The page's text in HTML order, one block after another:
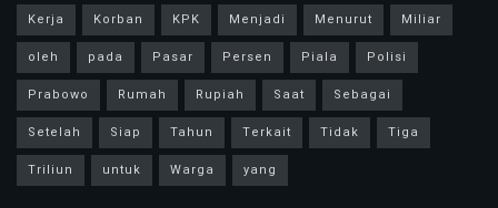
Kerja
Korban KPK Menjadi Menurut
Miliar
oleh
pada Pasar Persen Piala
Polisi
Prabowo
Rumah Rupiah Saat
Sebagai
Setelah
Siap Tahun Terkait Tidak
Tiga
Triliun
untuk Warga yang